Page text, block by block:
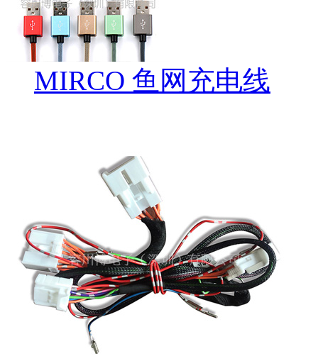
MIRCO 鱼网充电线